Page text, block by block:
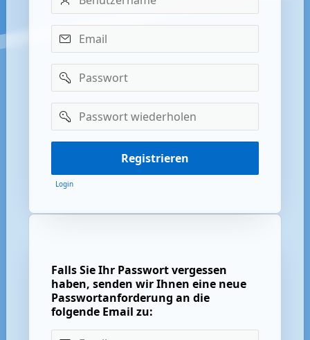
Email
Passwort
Passwort
wiederholen
Registrieren
Login
Falls Sie Ihr Passwort vergessen
haben, senden wir Ihnen eine neue
Passwortanforderung an die
folgende Email zu:
Email